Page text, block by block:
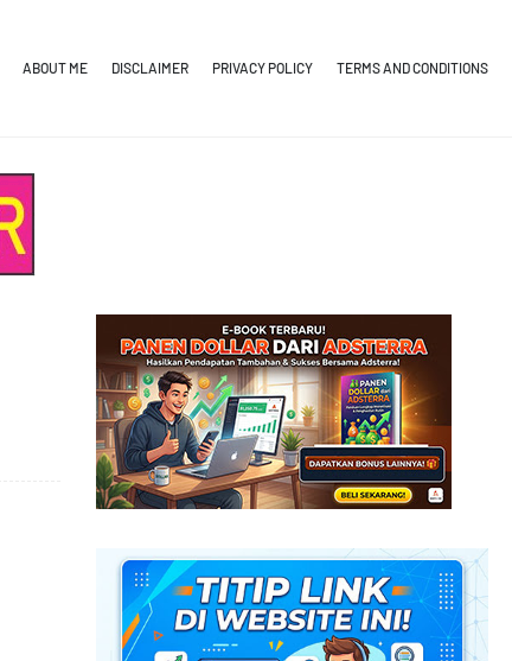
ABOUT ME DISCLAIMER PRIVACY POLICY TERMS AND CONDITIONS